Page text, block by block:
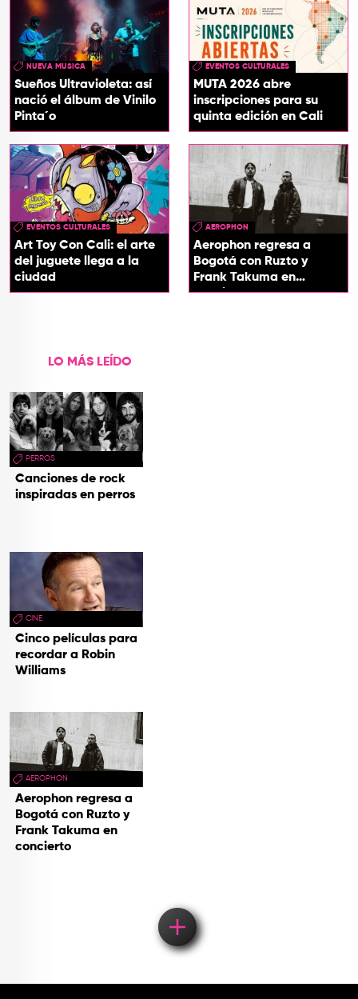
NUEVA MUSICA
Sueños Ultravioleta: así
nació el álbum de Vinilo
Pinta´o
EVENTOS CULTURALES
MUTA 2026 abre
inscripciones para su
quinta edición en Cali
EVENTOS CULTURALES
Art Toy Con Cali: el arte
del juguete llega a la
ciudad
AEROPHON
Aerophon regresa a
Bogotá con Ruzto y
Frank Takuma en
concierto
LO MÁS LEÍDO
PERROS
Canciones de rock
inspiradas en perros
CINE
Cinco películas para
recordar a Robin
Williams
AEROPHON
Aerophon regresa a
Bogotá con Ruzto y
Frank Takuma en
concierto